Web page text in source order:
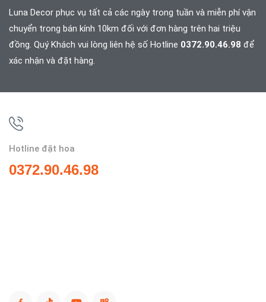
Luna Decor phục vụ tất cả các ngày trong tuần và miễn phí vận
chuyển trong bán kính 10km đối với đơn hàng trên hai triệu
đồng. Quý Khách vui lòng liên hệ số Hotline 0372.90.46.98 để
xác nhận và đặt hàng.
Hotline đặt hoa
0372.90.46.98